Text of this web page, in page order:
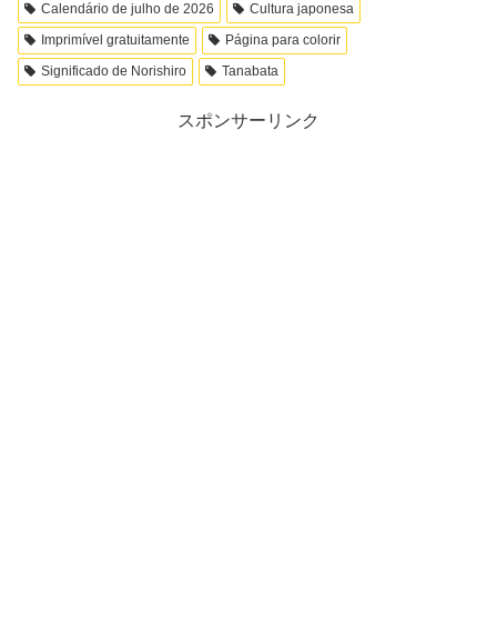
Calendário de julho de 2026
Cultura japonesa
Imprimível gratuitamente
Página para colorir
Significado de Norishiro
Tanabata
スポンサーリンク